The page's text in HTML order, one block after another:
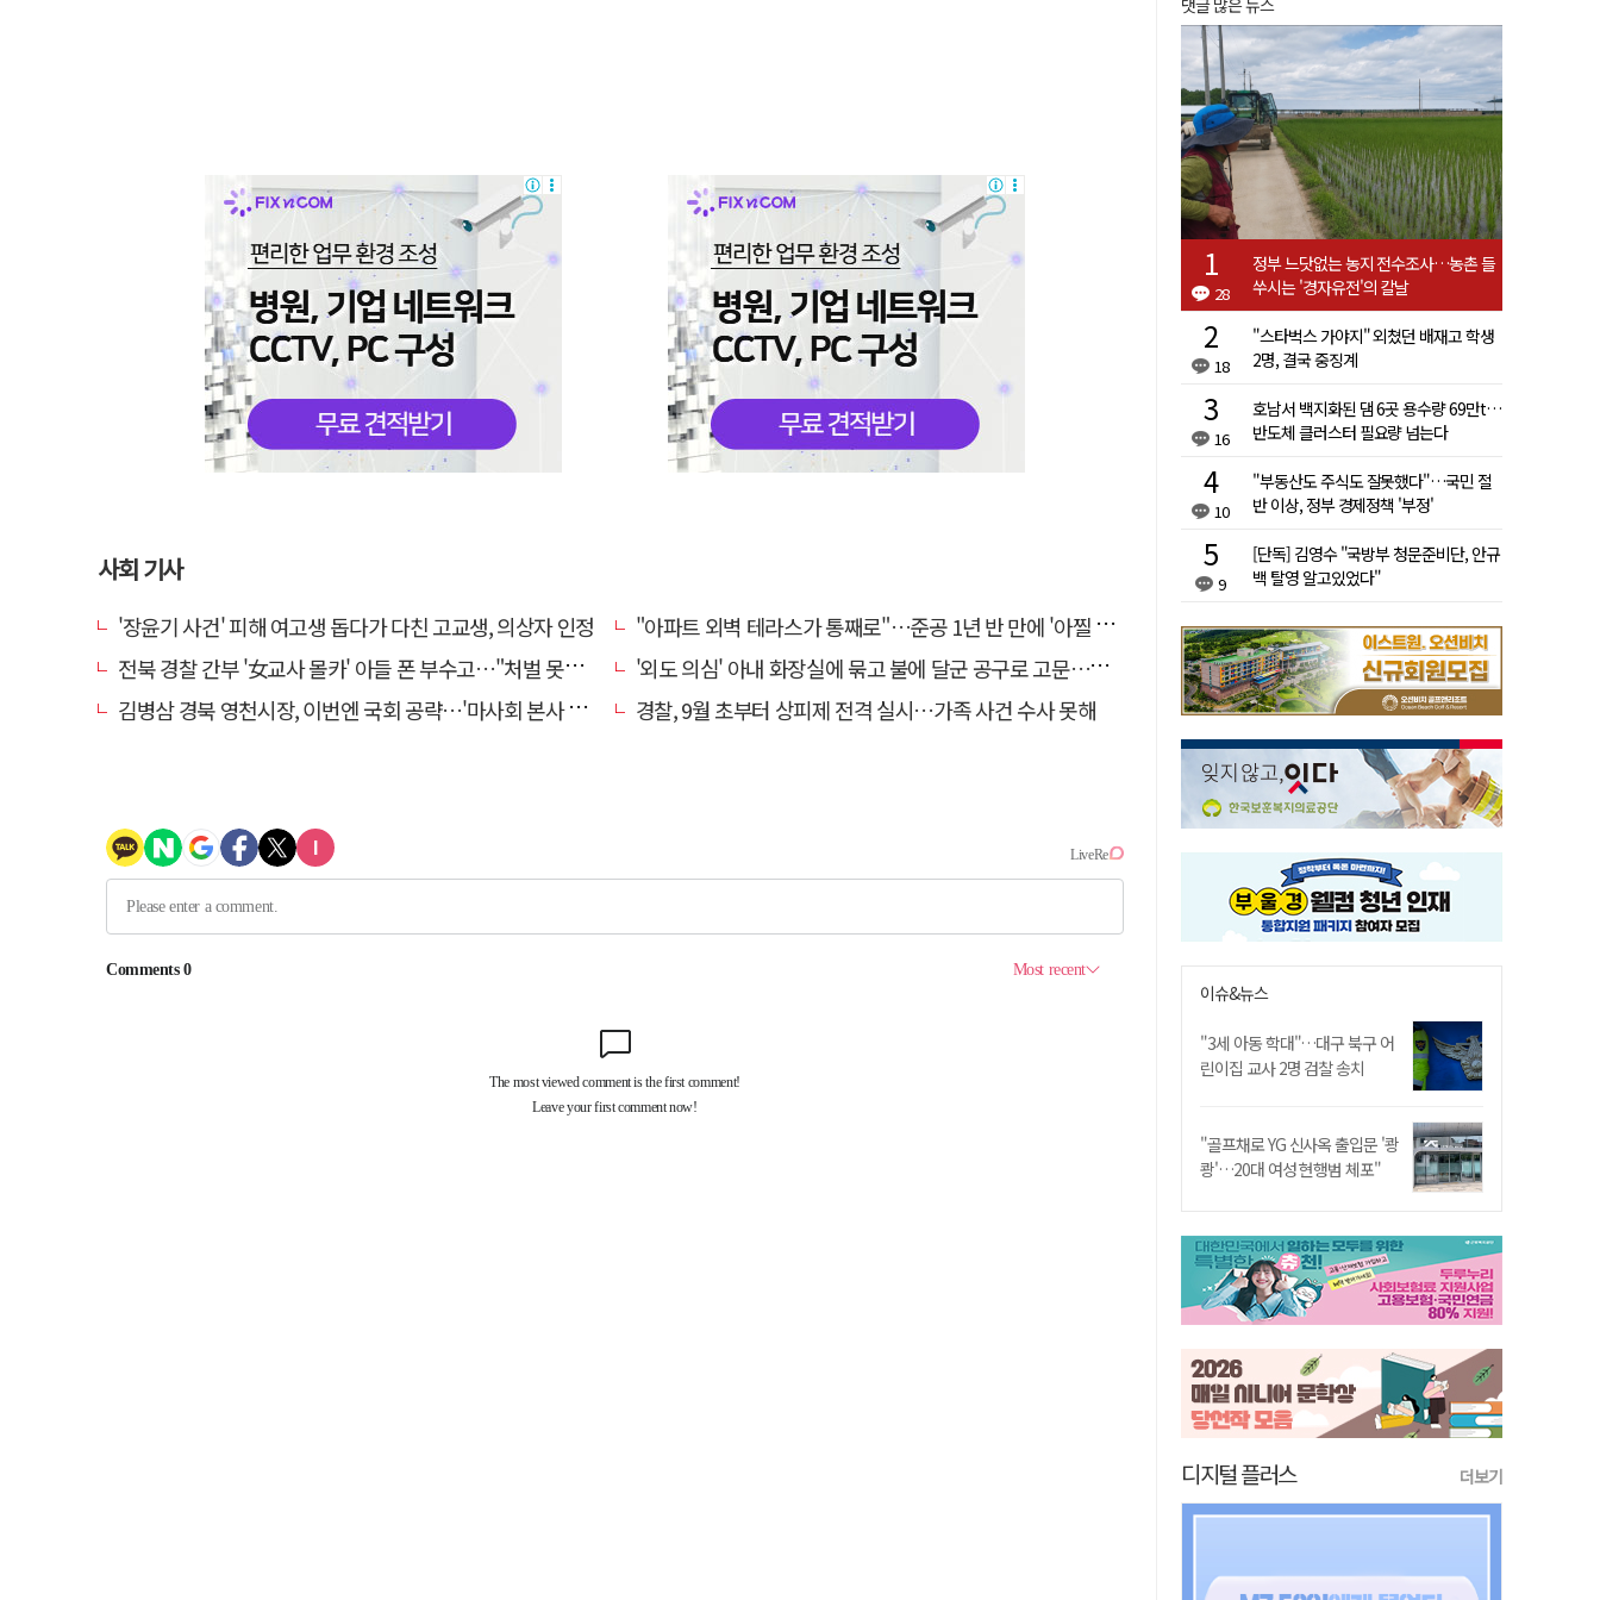
사회 기사
'장윤기 사건' 피해 여고생 돕다가 다친 고교생, 의상자 인정
"아파트 외벽 테라스가 통째로"…준공 1년 반 만에 '아찔 사고'
전북 경찰 간부 '女교사 몰카' 아들 폰 부수고…"처벌 못하는 사안" 내부망에 글
'외도 의심' 아내 화장실에 묶고 불에 달군 공구로 고문…남편 검거
김병삼 경북 영천시장, 이번엔 국회 공략…'마사회 본사 이전·광역교통망 확충' 요청
경찰, 9월 초부터 상피제 전격 실시…가족 사건 수사 못해
댓글 많은 뉴스
28
정부 느닷없는 농지 전수조사…농촌 들
쑤시는 '경자유전'의 칼날
18
"스타벅스 가야지" 외쳤던 배재고 학생
2명, 결국 중징계
16
호남서 백지화된 댐 6곳 용수량 69만t…
반도체 클러스터 필요량 넘는다
10
"부동산도 주식도 잘못했다"…국민 절
반 이상, 정부 경제정책 '부정'
9
[단독] 김영수 "국방부 청문준비단, 안규
백 탈영 알고있었다"
이슈&뉴스
"3세 아동 학대"…대구 북구 어
린이집 교사 2명 검찰 송치
"골프채로 YG 신사옥 출입문 '쾅
쾅'…20대 여성 현행범 체포"
디지털 플러스 더보기